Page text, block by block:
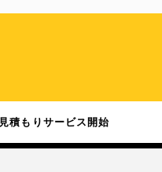
積もりサービス開始